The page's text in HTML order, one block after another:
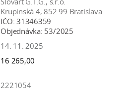
Krupinská 4, 852 99 Bratislava
IČO: 31346359
Objednávka: 53/2025
14. 11. 2025
16 265,00
2221054